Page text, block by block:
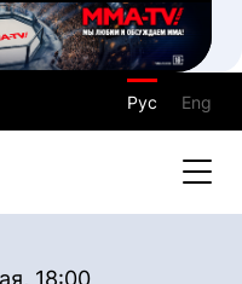
Рус Eng
18:00